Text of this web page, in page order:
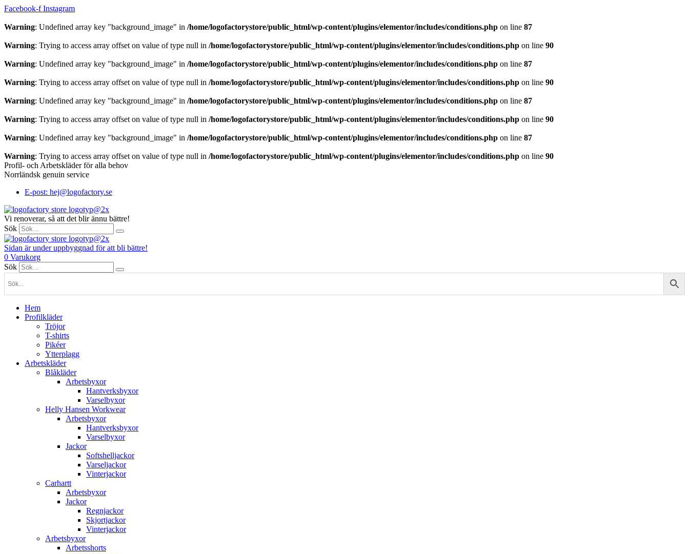
Hoppa
innehåll
Facebook-f Instagram
Warning: Undefined array key "background_image" in /home/logofactorystore/public_html/wp-content/plugins/elementor/includes/conditions.php on line 87
Warning: Trying to access array offset on value of type null in /home/logofactorystore/public_html/wp-content/plugins/elementor/includes/conditions.php on line 90
Warning: Undefined array key "background_image" in /home/logofactorystore/public_html/wp-content/plugins/elementor/includes/conditions.php on line 87
Warning: Trying to access array offset on value of type null in /home/logofactorystore/public_html/wp-content/plugins/elementor/includes/conditions.php on line 90
Warning: Undefined array key "background_image" in /home/logofactorystore/public_html/wp-content/plugins/elementor/includes/conditions.php on line 87
Warning: Trying to access array offset on value of type null in /home/logofactorystore/public_html/wp-content/plugins/elementor/includes/conditions.php on line 90
Warning: Undefined array key "background_image" in /home/logofactorystore/public_html/wp-content/plugins/elementor/includes/conditions.php on line 87
Warning: Trying to access array offset on value of type null in /home/logofactorystore/public_html/wp-content/plugins/elementor/includes/conditions.php on line 90
Profil- och Arbetskläder för alla behov
Norrländsk genuin service
E-post: hej@logofactory.se
Vi renoverar, så att det blir ännu bättre!
Sök
Sidan är under uppbyggnad för att bli bättre!
0 Varukorg
Sök
Hem
Profilkläder
Tröjor
T-shirts
Pikéer
Ytterplagg
Arbetskläder
Blåkläder
Arbetsbyxor
Hantverksbyxor
Varselbyxor
Helly Hansen Workwear
Arbetsbyxor
Hantverksbyxor
Varselbyxor
Jackor
Softshelljackor
Varseljackor
Vinterjackor
Carhartt
Arbetsbyxor
Jackor
Regnjackor
Skjortjackor
Vinterjackor
Arbetsbyxor
Arbetsshorts